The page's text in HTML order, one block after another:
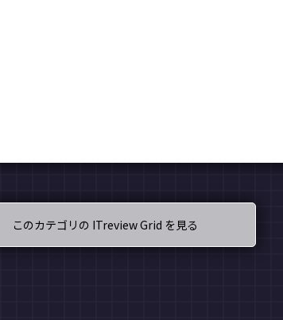
このカテゴリの ITreview Grid を見る